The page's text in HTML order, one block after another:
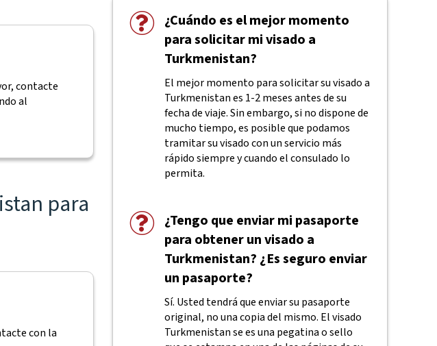
contacte
al
para
con la
¿Cuándo es el mejor momento
para solicitar mi visado a
Turkmenistan?
El mejor momento para solicitar su visado a
Turkmenistan es 1-2 meses antes de su
fecha de viaje. Sin embargo, si no dispone de
mucho tiempo, es posible que podamos
tramitar su visado con un servicio más
rápido siempre y cuando el consulado lo
permita.
¿Tengo que enviar mi pasaporte
para obtener un visado a
Turkmenistan? ¿Es seguro enviar
un pasaporte?
Sí. Usted tendrá que enviar su pasaporte
original, no una copia del mismo. El visado
Turkmenistan se es una pegatina o sello